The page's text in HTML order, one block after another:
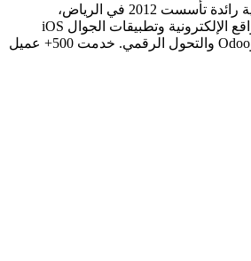
هوزن شركة تقنية سعودية رائدة تأسست 2012 في الرياض،
متخصصة في تطوير المواقع الإلكترونية وتطبيقات الجوال iOS
وAndroid وأنظمة ERP وOdoo والتحول الرقمي. خدمت 500+ عميل